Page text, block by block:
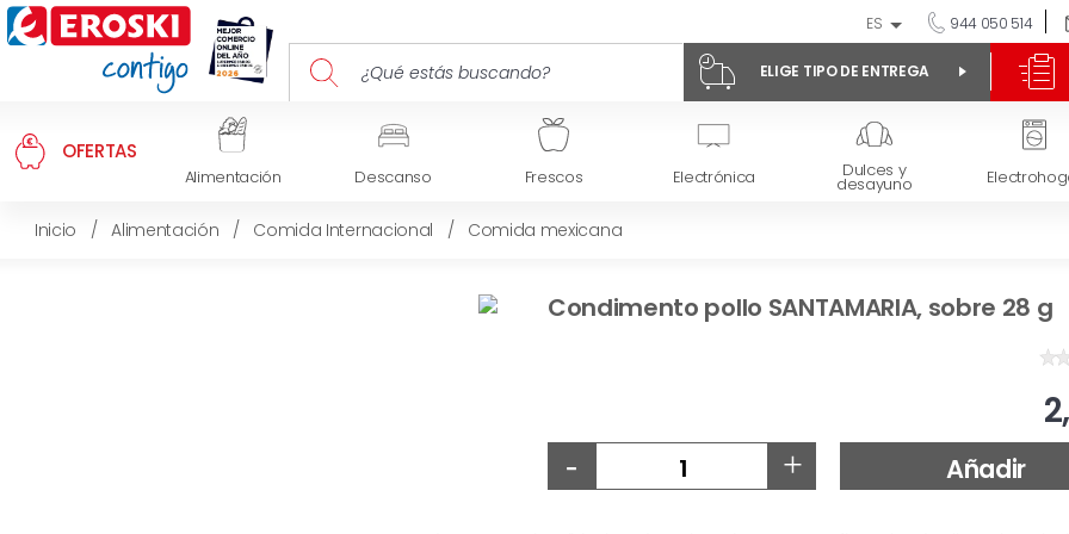
ES 944 050 514
ELIGE TIPO DE ENTREGA
OFERTAS
Alimentación Descanso Frescos Electrónica Dulces y
desayuno
Inicio / Alimentación / Comida Internacional / Comida mexicana
Condimento pollo SANTAMARIA, sobre 28 g
- + Añadir